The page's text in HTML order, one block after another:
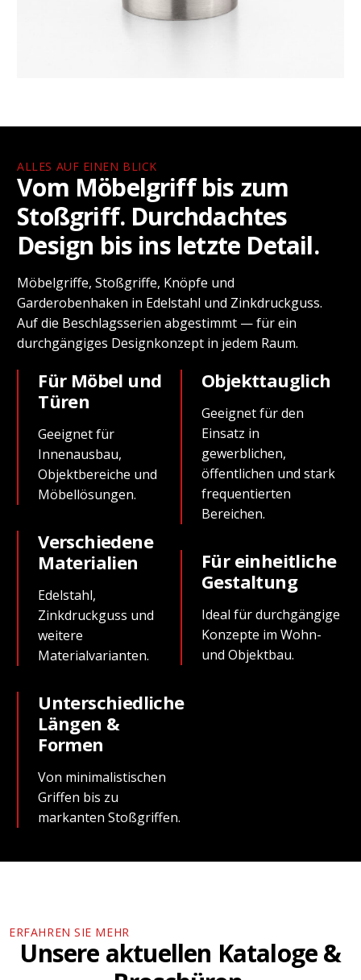
ALLES AUF EINEN BLICK
Vom Möbelgriff bis zum
Stoßgriff. Durchdachtes
Design bis ins letzte Detail.
Möbelgriffe, Stoßgriffe, Knöpfe und
Garderobenhaken in Edelstahl und Zinkdruckguss.
Auf die Beschlagsserien abgestimmt — für ein
durchgängiges Designkonzept in jedem Raum.
Für Möbel und
Türen
Geeignet für
Innenausbau,
Objektbereiche und
Möbellösungen.
Verschiedene
Materialien
Edelstahl,
Zinkdruckguss und
weitere
Materialvarianten.
Unterschiedliche
Längen &
Formen
Von minimalistischen
Griffen bis zu
markanten Stoßgriffen.
Objekttauglich
Geeignet für den
Einsatz in
gewerblichen,
öffentlichen und stark
frequentierten
Bereichen.
Für einheitliche
Gestaltung
Ideal für durchgängige
Konzepte im Wohn-
und Objektbau.
ERFAHREN SIE MEHR
Unsere aktuellen Kataloge &